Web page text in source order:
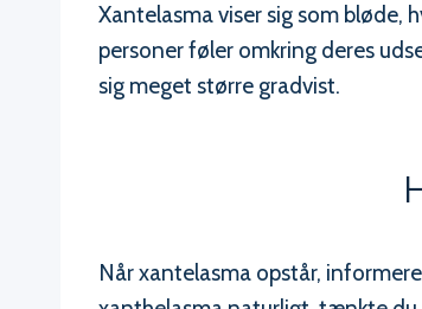
Xantelasma viser sig som bløde,
personer føler omkring deres
sig meget større gradvist.
Når xantelasma opstår,